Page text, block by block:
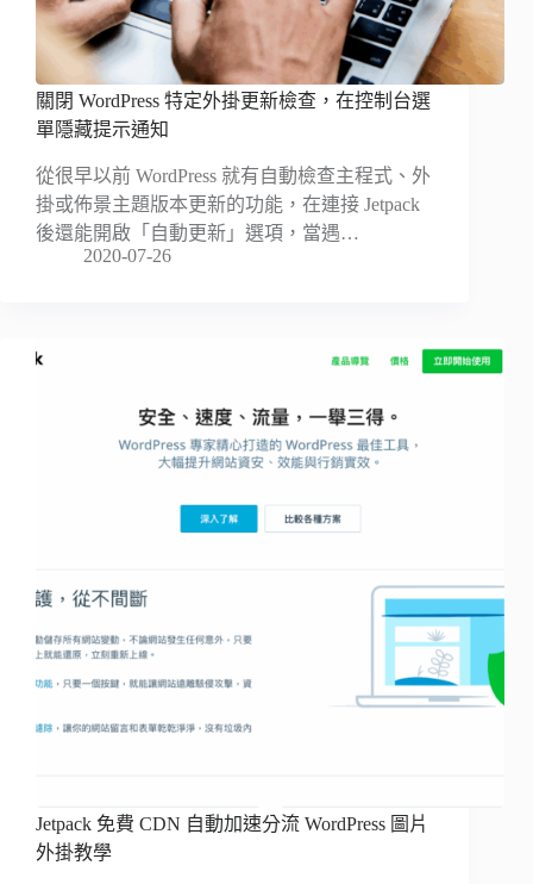
關閉 WordPress 特定外掛更新檢查，在控制台選
單隱藏提示通知
從很早以前 WordPress 就有自動檢查主程式、外
掛或佈景主題版本更新的功能，在連接 Jetpack
後還能開啟「自動更新」選項，當遇…
2020-07-26
Jetpack 免費 CDN 自動加速分流 WordPress 圖片
外掛教學